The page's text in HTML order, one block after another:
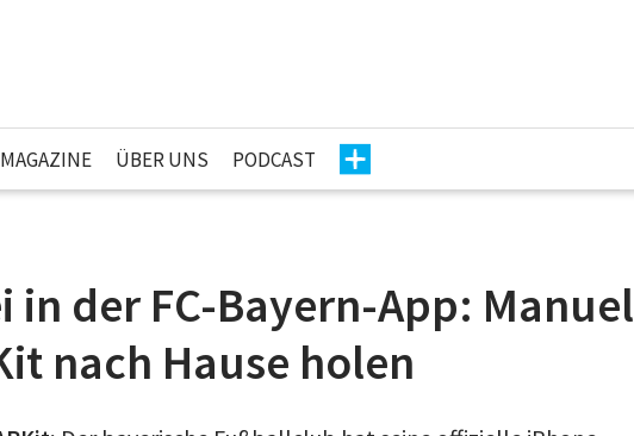
MAGAZINE ÜBER UNS PODCAST
in der FC-Bayern-App: Manuel
nach Hause holen